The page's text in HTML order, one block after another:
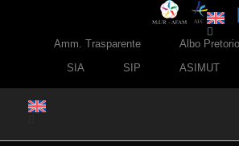
Amm. Trasparente Albo Pretorio
SIA
SIP ASIMUT